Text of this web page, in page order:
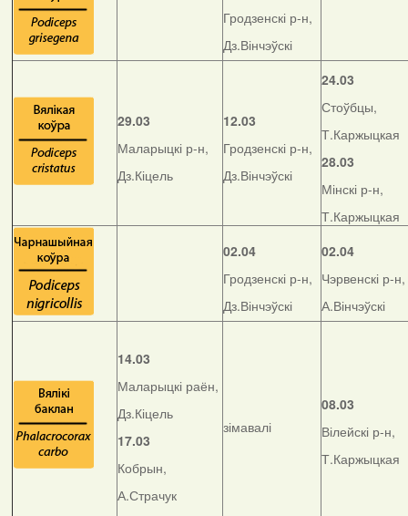
Гродзенскі р-н,
Дз.Вінчэўскі
29.03
Маларыцкі р-н,
Дз.Кіцель
12.03
Гродзенскі р-н,
Дз.Вінчэўскі
24.03
Стоўбцы,
Т.Каржыцкая
28.03
Мінскі р-н,
Т.Каржыцкая
02.04
Гродзенскі р-н,
Дз.Вінчэўскі
02.04
Чэрвенскі р-н,
А.Вінчэўскі
14.03
Маларыцкі раён,
Дз.Кіцель
17.03
Кобрын,
А.Страчук
зімавалі
08.03
Вілейскі р-н,
Т.Каржыцкая